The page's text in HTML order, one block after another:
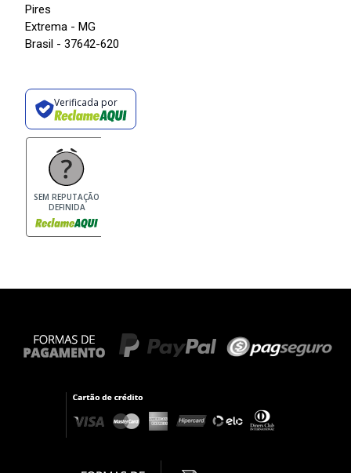
Pires
Extrema - MG
Brasil - 37642-620
Verificada por
SEM REPUTAÇÃO
DEFINIDA